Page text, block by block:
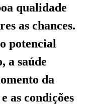
qualidade
as chances.
potencial
a saúde
da
as condições